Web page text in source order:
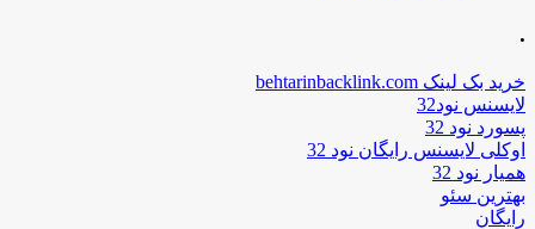
.
خرید بک لینک behtarinbacklink.com
لایسنس نود32
پسورد نود 32
اوکلی لایسنس رایگان نود 32
همیار نود 32
بهترین سئو
رایگان